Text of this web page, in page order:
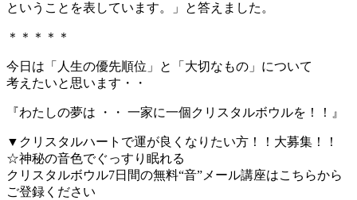
ということを表しています。」と答えました。
＊＊＊＊＊
今日は「人生の優先順位」と「大切なもの」について
考えたいと思います・・
『わたしの夢は ・・ 一家に一個クリスタルボウルを！！』
▼クリスタルハートで運が良くなりたい方！！大募集！！
☆神秘の音色でぐっすり眠れる
クリスタルボウル7日間の無料“音”メール講座はこちらから
ご登録ください